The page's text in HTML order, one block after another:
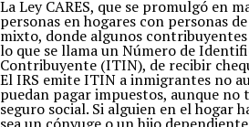
La Ley CARES, que se promulgó en
personas en hogares con personas
mixto, donde algunos contribuyentes
lo que se llama un Número de
Contribuyente (ITIN), de recibir
El IRS emite ITIN a inmigrantes no
puedan pagar impuestos, aunque no
seguro social. Si alguien en el hogar